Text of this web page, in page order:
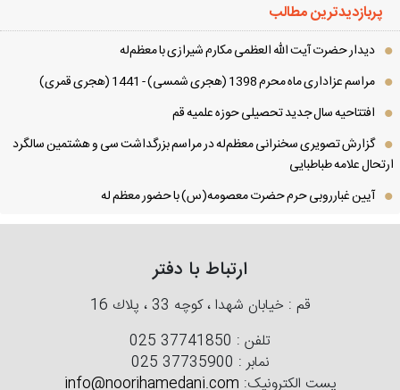
پربازدیدترین مطالب
دیدار حضرت آیت الله العظمی مكارم شیرازی با معظم‌له
مراسم عزاداری ماه محرم 1398 (هجری شمسی) - 1441 (هجری قمری)
افتتاحیه سال جدید تحصیلی حوزه علمیه قم
گزارش تصویری سخنرانی معظم‌له در مراسم بزرگداشت سی و هشتمین سالگرد
علامه طباطبایی
آیین غبارروبی حرم حضرت معصومه(س) با حضور معظم له
ارتباط با دفتر
قم : خیابان شهدا ، كوچه 33 ، پلاك 16
تلفن :025 37741850
نمابر :025 37735900
پست الکترونیک:info@noorihamedani.com